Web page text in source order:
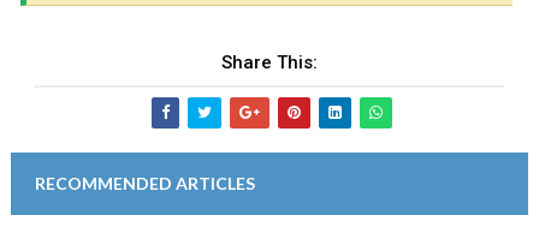
Share This:
RECOMMENDED ARTICLES